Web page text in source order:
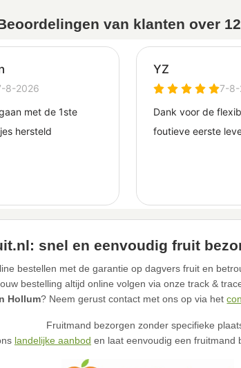
van klanten over
snel en eenvoudig fruit
bestellen met de garantie op dagvers fruit en
bestelling altijd online volgen via onze track &
Hollum? Neem gerust contact met ons op via het
Fruitmand bezorgen zonder specifieke
landelijke aanbod en laat eenvoudig een fruitmand